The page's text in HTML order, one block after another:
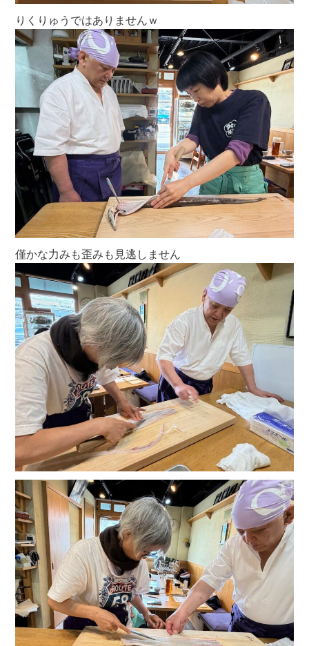
りくりゅうではありませんｗ
僅かな力みも歪みも見逃しません